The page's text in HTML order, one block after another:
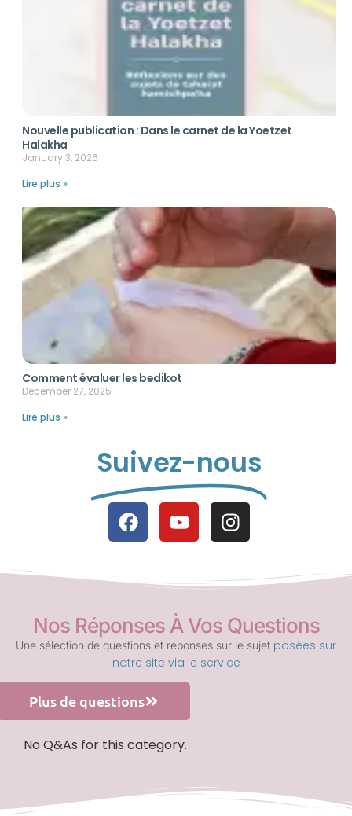
Nouvelle publication : Dans le carnet de la Yoetzet
Halakha
January 3, 2026
Lire plus »
Comment évaluer les bedikot
December 27, 2025
Lire plus »
Suivez-nous
Nos Réponses À Vos Questions
Une sélection de questions et réponses sur le sujet posées sur
notre site via le service
Plus de questions
No Q&As for this category.